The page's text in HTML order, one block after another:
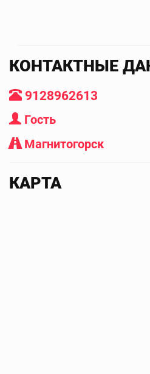
КОНТАКТНЫЕ
9128962613
Гость
Магнитогорск
КАРТА